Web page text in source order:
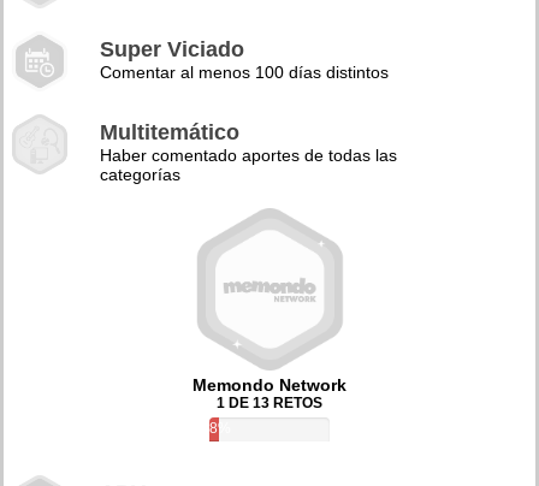
Super Viciado
Comentar al menos 100 días distintos
Multitemático
Haber comentado aportes de todas las
categorías
Memondo Network
1 DE 13 RETOS
8%